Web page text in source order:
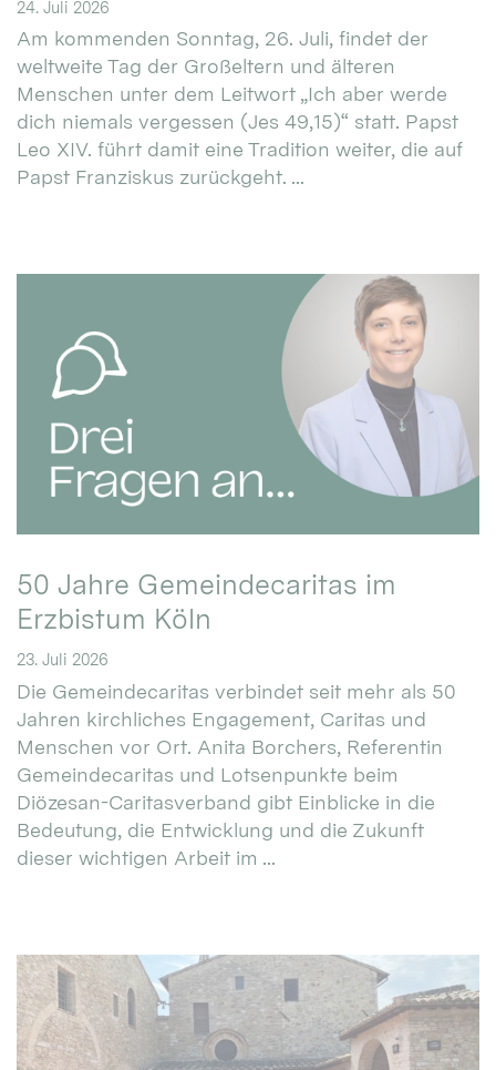
24. Juli 2026
Am kommenden Sonntag, 26. Juli, findet der
weltweite Tag der Großeltern und älteren
Menschen unter dem Leitwort „Ich aber werde
dich niemals vergessen (Jes 49,15)“ statt. Papst
Leo XIV. führt damit eine Tradition weiter, die auf
Papst Franziskus zurückgeht. ...
50 Jahre Gemeindecaritas im
Erzbistum Köln
23. Juli 2026
Die Gemeindecaritas verbindet seit mehr als 50
Jahren kirchliches Engagement, Caritas und
Menschen vor Ort. Anita Borchers, Referentin
Gemeindecaritas und Lotsenpunkte beim
Diözesan-Caritasverband gibt Einblicke in die
Bedeutung, die Entwicklung und die Zukunft
dieser wichtigen Arbeit im ...